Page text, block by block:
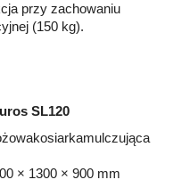
przy zachowaniu
(150 kg).
SL120
kosiarkamulczująca
× 1300 × 900 mm